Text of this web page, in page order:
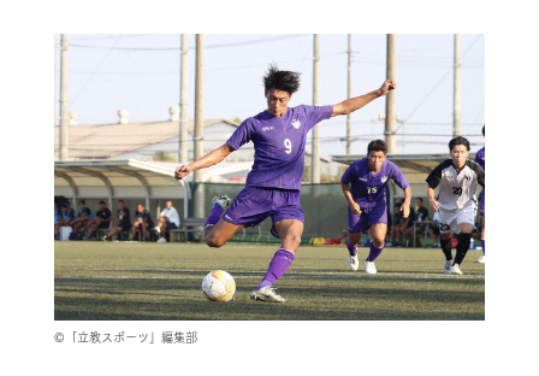
©「立教スポーツ」編集部